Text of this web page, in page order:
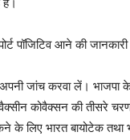
पॉजिटिव आने की
जांच करवा लें। भाजपा
कोवैक्सन की तीसरे
के लिए भारत बायोटेक